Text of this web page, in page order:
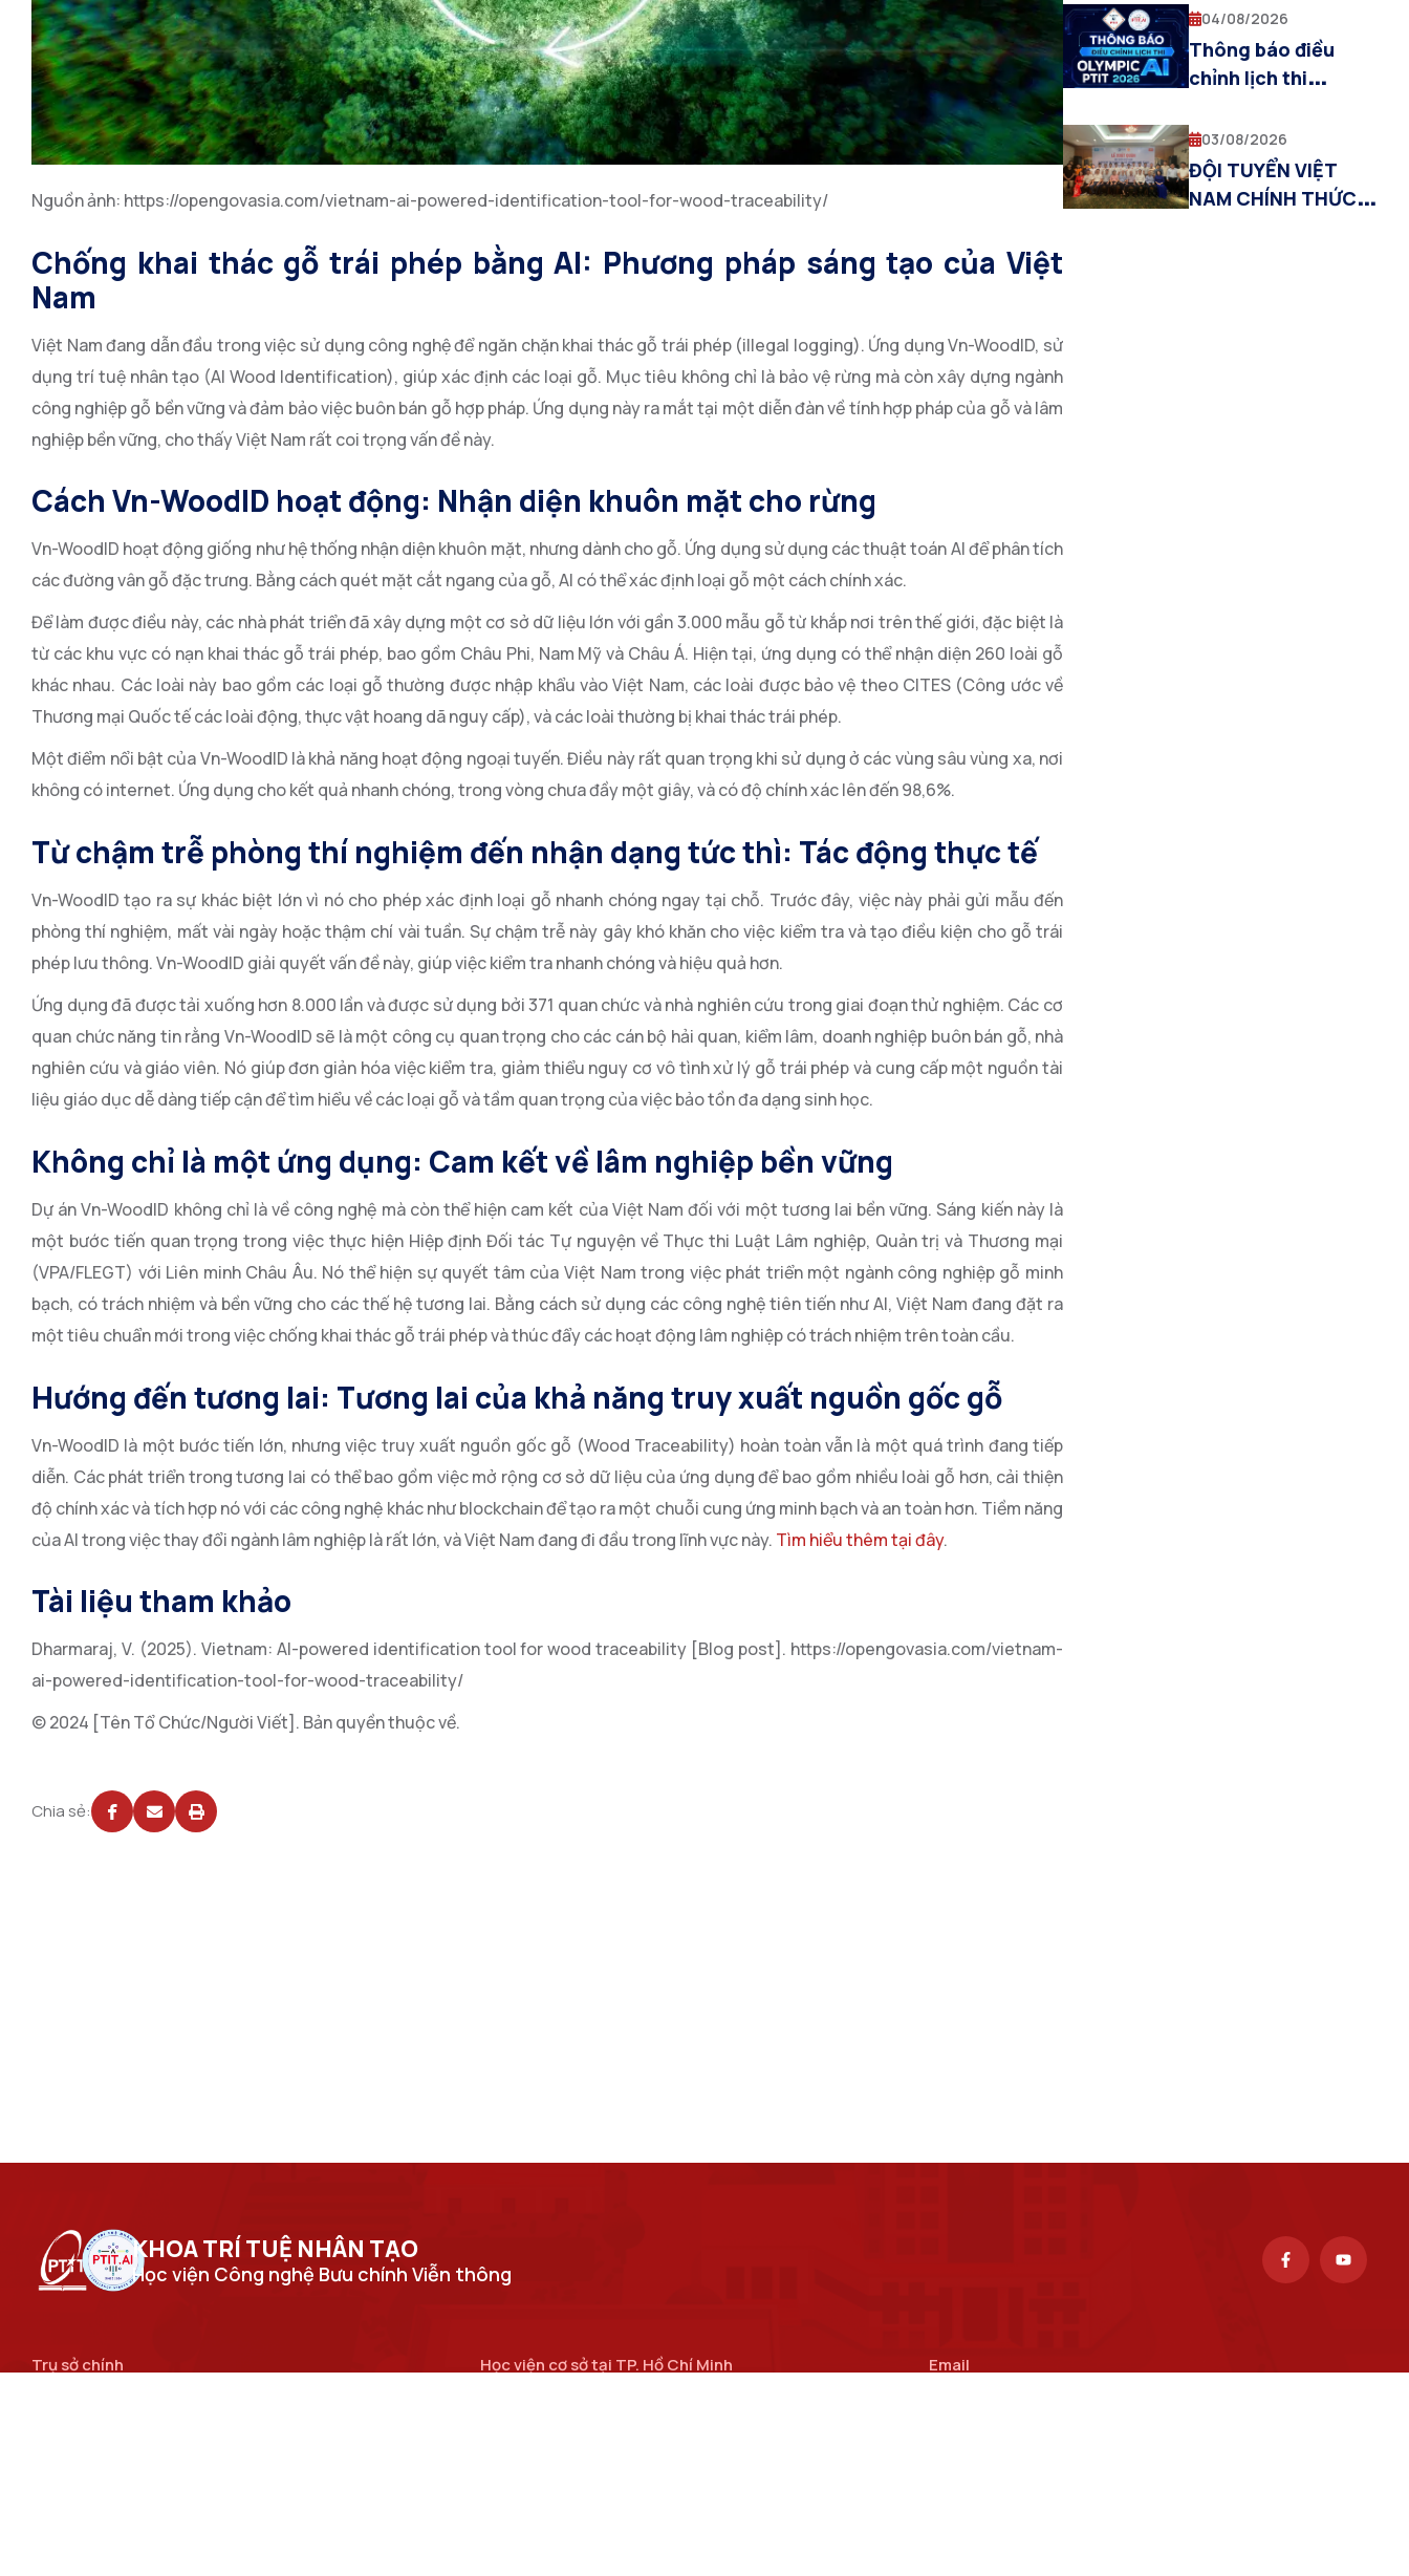
Nguồn ảnh: https://opengovasia.com/vietnam-ai-powered-identification-tool-for-wood-traceability/
Chống khai thác gỗ trái phép bằng AI: Phương pháp sáng tạo của Việt
Nam
Việt Nam đang dẫn đầu trong việc sử dụng công nghệ để ngăn chặn khai thác gỗ trái phép (illegal logging). Ứng dụng Vn-WoodID, sử
dụng trí tuệ nhân tạo (AI Wood Identification), giúp xác định các loại gỗ. Mục tiêu không chỉ là bảo vệ rừng mà còn xây dựng ngành
công nghiệp gỗ bền vững và đảm bảo việc buôn bán gỗ hợp pháp. Ứng dụng này ra mắt tại một diễn đàn về tính hợp pháp của gỗ và lâm
nghiệp bền vững, cho thấy Việt Nam rất coi trọng vấn đề này.
Cách Vn-WoodID hoạt động: Nhận diện khuôn mặt cho rừng
Vn-WoodID hoạt động giống như hệ thống nhận diện khuôn mặt, nhưng dành cho gỗ. Ứng dụng sử dụng các thuật toán AI để phân tích
các đường vân gỗ đặc trưng. Bằng cách quét mặt cắt ngang của gỗ, AI có thể xác định loại gỗ một cách chính xác.
Để làm được điều này, các nhà phát triển đã xây dựng một cơ sở dữ liệu lớn với gần 3.000 mẫu gỗ từ khắp nơi trên thế giới, đặc biệt là
từ các khu vực có nạn khai thác gỗ trái phép, bao gồm Châu Phi, Nam Mỹ và Châu Á. Hiện tại, ứng dụng có thể nhận diện 260 loài gỗ
khác nhau. Các loài này bao gồm các loại gỗ thường được nhập khẩu vào Việt Nam, các loài được bảo vệ theo CITES (Công ước về
Thương mại Quốc tế các loài động, thực vật hoang dã nguy cấp), và các loài thường bị khai thác trái phép.
Một điểm nổi bật của Vn-WoodID là khả năng hoạt động ngoại tuyến. Điều này rất quan trọng khi sử dụng ở các vùng sâu vùng xa, nơi
không có internet. Ứng dụng cho kết quả nhanh chóng, trong vòng chưa đầy một giây, và có độ chính xác lên đến 98,6%.
Từ chậm trễ phòng thí nghiệm đến nhận dạng tức thì: Tác động thực tế
Vn-WoodID tạo ra sự khác biệt lớn vì nó cho phép xác định loại gỗ nhanh chóng ngay tại chỗ. Trước đây, việc này phải gửi mẫu đến
phòng thí nghiệm, mất vài ngày hoặc thậm chí vài tuần. Sự chậm trễ này gây khó khăn cho việc kiểm tra và tạo điều kiện cho gỗ trái
phép lưu thông. Vn-WoodID giải quyết vấn đề này, giúp việc kiểm tra nhanh chóng và hiệu quả hơn.
Ứng dụng đã được tải xuống hơn 8.000 lần và được sử dụng bởi 371 quan chức và nhà nghiên cứu trong giai đoạn thử nghiệm. Các cơ
quan chức năng tin rằng Vn-WoodID sẽ là một công cụ quan trọng cho các cán bộ hải quan, kiểm lâm, doanh nghiệp buôn bán gỗ, nhà
nghiên cứu và giáo viên. Nó giúp đơn giản hóa việc kiểm tra, giảm thiểu nguy cơ vô tình xử lý gỗ trái phép và cung cấp một nguồn tài
liệu giáo dục dễ dàng tiếp cận để tìm hiểu về các loại gỗ và tầm quan trọng của việc bảo tồn đa dạng sinh học.
Không chỉ là một ứng dụng: Cam kết về lâm nghiệp bền vững
Dự án Vn-WoodID không chỉ là về công nghệ mà còn thể hiện cam kết của Việt Nam đối với một tương lai bền vững. Sáng kiến này là
một bước tiến quan trọng trong việc thực hiện Hiệp định Đối tác Tự nguyện về Thực thi Luật Lâm nghiệp, Quản trị và Thương mại
(VPA/FLEGT) với Liên minh Châu Âu. Nó thể hiện sự quyết tâm của Việt Nam trong việc phát triển một ngành công nghiệp gỗ minh
bạch, có trách nhiệm và bền vững cho các thế hệ tương lai. Bằng cách sử dụng các công nghệ tiên tiến như AI, Việt Nam đang đặt ra
một tiêu chuẩn mới trong việc chống khai thác gỗ trái phép và thúc đẩy các hoạt động lâm nghiệp có trách nhiệm trên toàn cầu.
Hướng đến tương lai: Tương lai của khả năng truy xuất nguồn gốc gỗ
Vn-WoodID là một bước tiến lớn, nhưng việc truy xuất nguồn gốc gỗ (Wood Traceability) hoàn toàn vẫn là một quá trình đang tiếp
diễn. Các phát triển trong tương lai có thể bao gồm việc mở rộng cơ sở dữ liệu của ứng dụng để bao gồm nhiều loài gỗ hơn, cải thiện
độ chính xác và tích hợp nó với các công nghệ khác như blockchain để tạo ra một chuỗi cung ứng minh bạch và an toàn hơn. Tiềm năng
của AI trong việc thay đổi ngành lâm nghiệp là rất lớn, và Việt Nam đang đi đầu trong lĩnh vực này. Tìm hiểu thêm tại đây.
Tài liệu tham khảo
Dharmaraj, V. (2025). Vietnam: AI-powered identification tool for wood traceability [Blog post]. https://opengovasia.com/vietnam-
ai-powered-identification-tool-for-wood-traceability/
© 2024 [Tên Tổ Chức/Người Viết]. Bản quyền thuộc về.
Chia sẻ:
Learning for Visual
Computing and
Multimodal AI”
04/08/2026
Thông báo điều
chỉnh lịch thi
2026
03/08/2026
ĐỘI TUYỂN VIỆT
NAM CHÍNH THỨC
KHOA TRÍ TUỆ NHÂN TẠO​
Học viện Công nghệ Bưu chính Viễn thông
Trụ sở chính Học viện cơ sở tại TP. Hồ Chí Minh Email